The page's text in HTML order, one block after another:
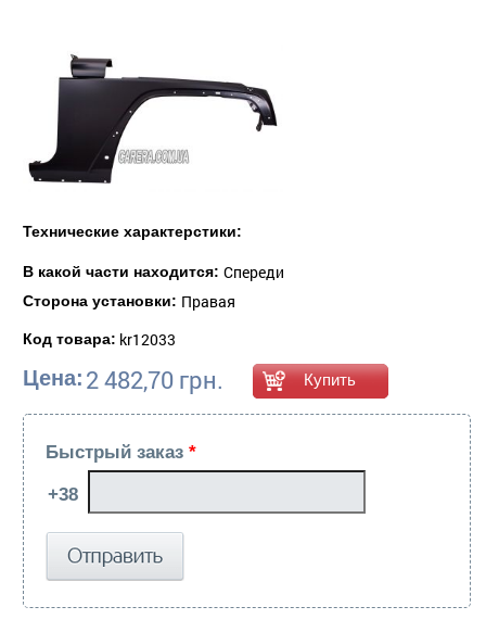
Технические характерстики:
В какой части находится: Спереди
Сторона установки: Правая
Код товара: kr12033
Цена: 2 482,70 грн.
Быстрый заказ *